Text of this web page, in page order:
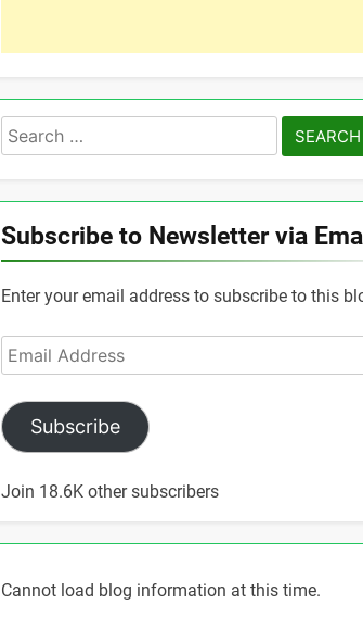
Search
for:
Subscribe to Newsletter via
Enter your email address to subscribe to this
Email
Address
Subscribe
Join 18.6K other subscribers
Cannot load blog information at this time.